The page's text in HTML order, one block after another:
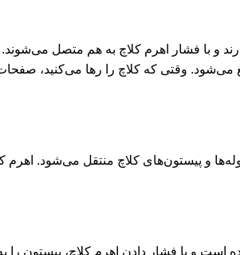
و با فشار اهرم کلاچ به هم متصل
وقتی که کلاچ را رها می‌کنید،
و پیستون‌های کلاچ منتقل می‌شود.
است و با فشار دادن اهرم کلاچ، پیستون